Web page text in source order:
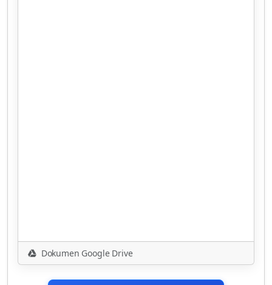
Dokumen Google Drive